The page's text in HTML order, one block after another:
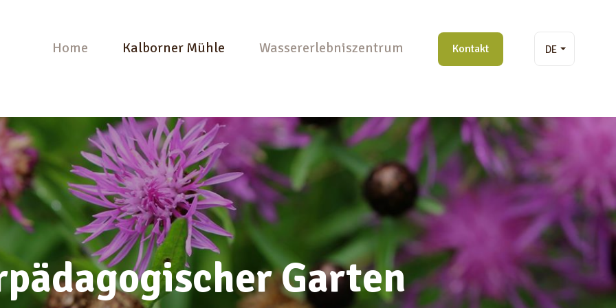
Home Kalborner Mühle Wassererlebniszentrum Kontakt DE
Garten